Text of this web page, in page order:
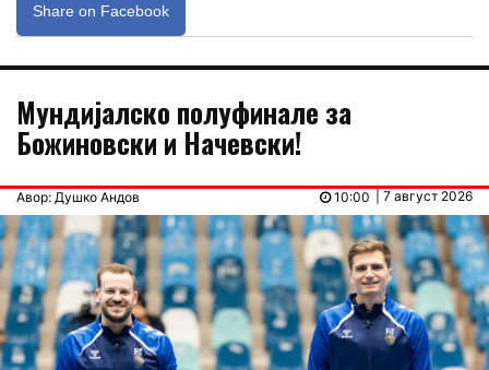
Share on Facebook
Мундијалско полуфинале за
Божиновски и Начевски!
Авор: Душко Андов | 7 август 2026
10:00